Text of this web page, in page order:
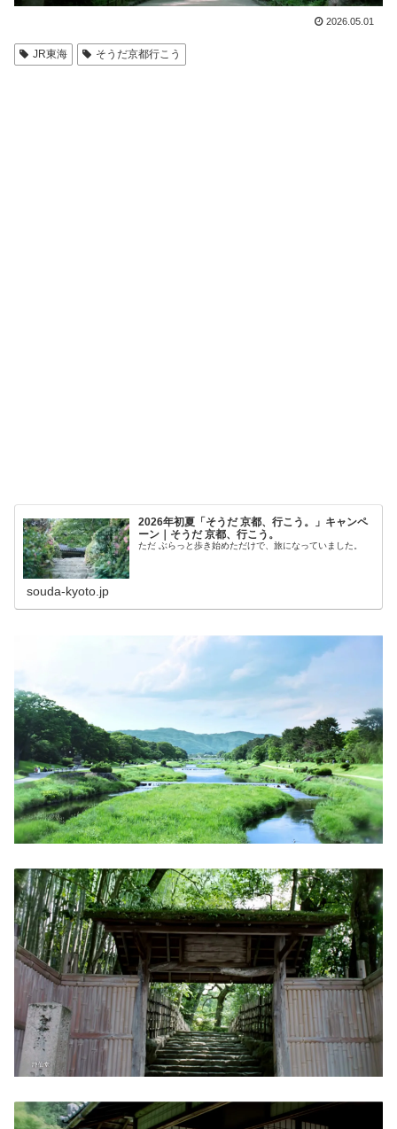
2026.05.01
JR東海 そうだ京都行こう
2026年初夏「そうだ 京都、行こう。」キャンペ
ーン｜そうだ 京都、行こう。
ただ ぶらっと歩き始めただけで、旅になっていました。
souda-kyoto.jp